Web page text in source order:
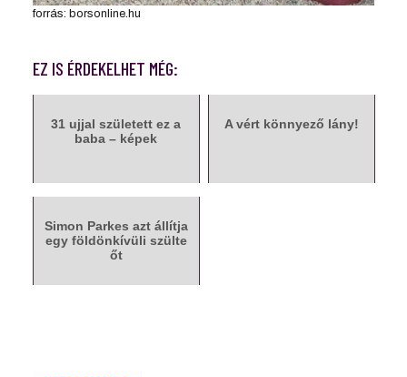
forrás: borsonline.hu
EZ IS ÉRDEKELHET MÉG:
31 ujjal született ez a
baba – képek
A vért könnyező lány!
Simon Parkes azt állítja
egy földönkívüli szülte
őt